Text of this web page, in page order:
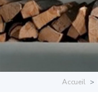
Accueil